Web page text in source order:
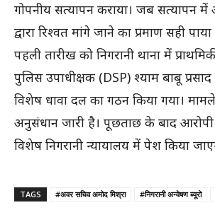
गोपनीय सत्यापन कराया। जब सत्यापन में
द्वारा रिश्वत मांगे जाने का प्रमाण सही
पहली तारीख को निगरानी थाना में
पुलिस उपाधीक्षक (DSP) श्याम बाबू
विशेष धावा दल का गठन किया गया।
अनुसंधान जारी है। पूछताछ के बाद आरोपी
विशेष निगरानी न्यायालय में पेश किया
TAGS #अवर सचिव अमोद मिश्रा #निगरानी अन्वेषण ब्यूरो